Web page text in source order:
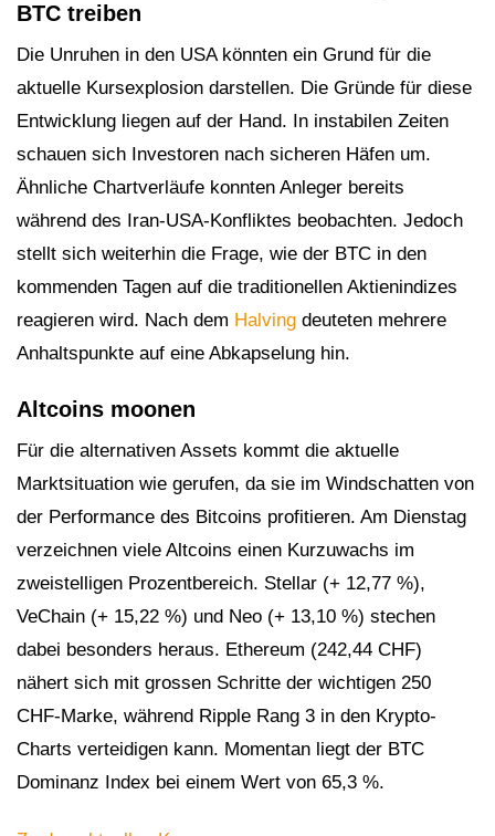
BTC treiben
Die Unruhen in den USA könnten ein Grund für die
aktuelle Kursexplosion darstellen. Die Gründe für diese
Entwicklung liegen auf der Hand. In instabilen Zeiten
schauen sich Investoren nach sicheren Häfen um.
Ähnliche Chartverläufe konnten Anleger bereits
während des Iran-USA-Konfliktes beobachten. Jedoch
stellt sich weiterhin die Frage, wie der BTC in den
kommenden Tagen auf die traditionellen Aktienindizes
reagieren wird. Nach dem Halving deuteten mehrere
Anhaltspunkte auf eine Abkapselung hin.
Altcoins moonen
Für die alternativen Assets kommt die aktuelle
Marktsituation wie gerufen, da sie im Windschatten von
der Performance des Bitcoins profitieren. Am Dienstag
verzeichnen viele Altcoins einen Kurzuwachs im
zweistelligen Prozentbereich. Stellar (+ 12,77 %),
VeChain (+ 15,22 %) und Neo (+ 13,10 %) stechen
dabei besonders heraus. Ethereum (242,44 CHF)
nähert sich mit grossen Schritte der wichtigen 250
CHF-Marke, während Ripple Rang 3 in den Krypto-
Charts verteidigen kann. Momentan liegt der BTC
Dominanz Index bei einem Wert von 65,3 %.